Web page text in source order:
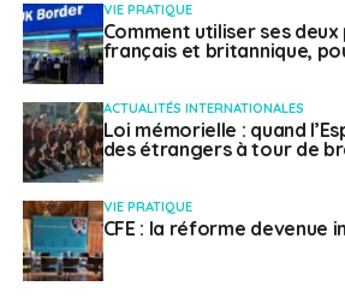
VIE PRATIQUE
Comment utiliser ses
français et britannique,
ACTUALITÉS INTERNATIONALES
Loi mémorielle : quand
des étrangers à tour de
VIE PRATIQUE
CFE : la réforme devenue